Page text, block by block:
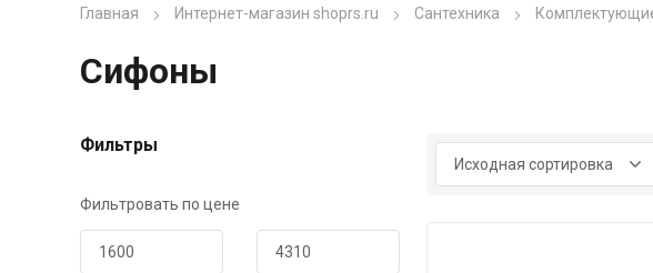
Главная Интернет-магазин shoprs.ru Сантехника
Сифоны
Фильтры
Фильтровать по цене